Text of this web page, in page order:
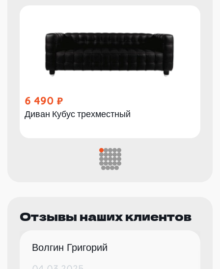
6 490
Диван Кубус трехместный
Отзывы наших клиентов
Волгин Григорий